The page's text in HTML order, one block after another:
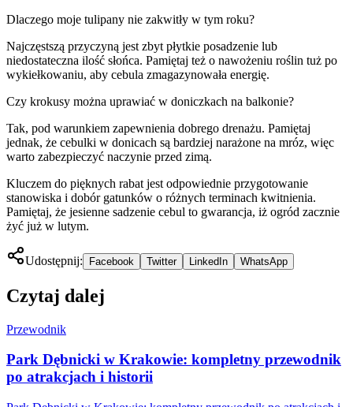
Dlaczego moje tulipany nie zakwitły w tym roku?
Najczęstszą przyczyną jest zbyt płytkie posadzenie lub
niedostateczna ilość słońca. Pamiętaj też o nawożeniu roślin tuż po
wykiełkowaniu, aby cebula zmagazynowała energię.
Czy krokusy można uprawiać w doniczkach na balkonie?
Tak, pod warunkiem zapewnienia dobrego drenażu. Pamiętaj
jednak, że cebulki w donicach są bardziej narażone na mróz, więc
warto zabezpieczyć naczynie przed zimą.
Kluczem do pięknych rabat jest odpowiednie przygotowanie
stanowiska i dobór gatunków o różnych terminach kwitnienia.
Pamiętaj, że jesienne sadzenie cebul to gwarancja, iż ogród zacznie
żyć już w lutym.
Udostępnij: Facebook Twitter LinkedIn WhatsApp
Czytaj dalej
Przewodnik
Park Dębnicki w Krakowie: kompletny przewodnik
po atrakcjach i historii